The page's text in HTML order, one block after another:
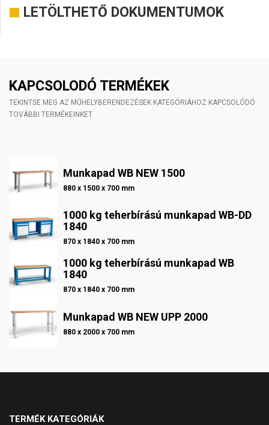
LETÖLTHETŐ DOKUMENTUMOK
KAPCSOLODÓ TERMÉKEK
TEKINTSE MEG AZ MŰHELYBERENDEZÉSEK KATEGÓRIÁHOZ KAPCSOLÓDÓ
TOVÁBBI TERMÉKEINKET
Munkapad WB NEW 1500
880 x 1500 x 700 mm
1000 kg teherbírású munkapad WB-DD
1840
870 x 1840 x 700 mm
1000 kg teherbírású munkapad WB
1840
870 x 1840 x 700 mm
Munkapad WB NEW UPP 2000
880 x 2000 x 700 mm
TERMÉK KATEGÓRIÁK